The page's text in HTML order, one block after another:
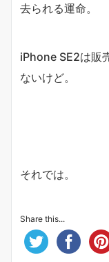
去られる運命。
iPhone SE2は販
ないけど。
それでは。
Share this...